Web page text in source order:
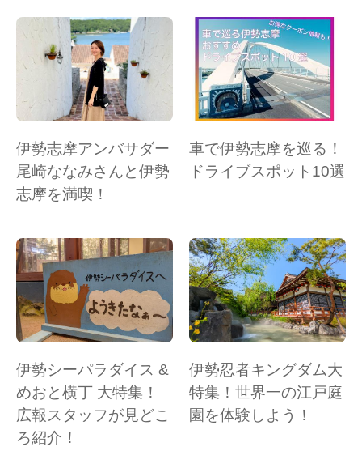
伊勢志摩アンバサダー
尾崎ななみさんと伊勢
志摩を満喫！
車で伊勢志摩を巡る！
ドライブスポット10選
伊勢シーパラダイス &
めおと横丁 大特集！
広報スタッフが見どこ
ろ紹介！
伊勢忍者キングダム大
特集！世界一の江戸庭
園を体験しよう！